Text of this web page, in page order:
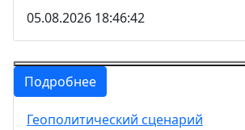
05.08.2026 18:46:42
Подробнее
Геополитический сценарий